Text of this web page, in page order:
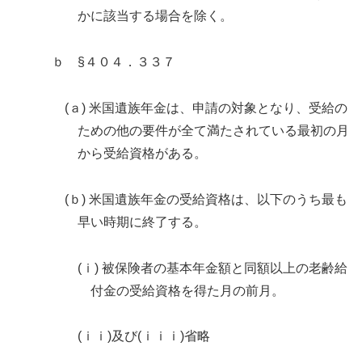
かに該当する場合を除く。
ｂ §４０４．３３７
(ａ) 米国遺族年金は、申請の対象となり、受給の
ための他の要件が全て満たされている最初の月
から受給資格がある。
(ｂ) 米国遺族年金の受給資格は、以下のうち最も
早い時期に終了する。
(ｉ) 被保険者の基本年金額と同額以上の老齢給
付金の受給資格を得た月の前月。
(ｉｉ)及び(ｉｉｉ)省略